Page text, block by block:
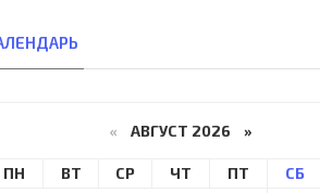
« АВГУСТ 2026 »
ПН ВТ СР ЧТ ПТ СБ